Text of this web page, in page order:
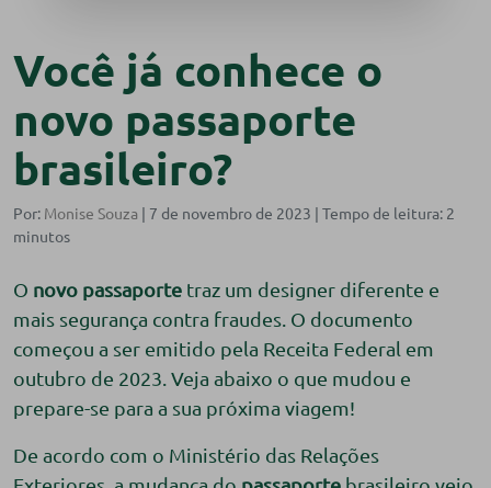
Você já conhece o
novo passaporte
brasileiro?
Por: Monise Souza | 7 de novembro de 2023 |
O novo passaporte traz um designer diferente e
mais segurança contra fraudes. O documento
começou a ser emitido pela Receita Federal em
outubro de 2023. Veja abaixo o que mudou e
prepare-se para a sua próxima viagem!
De acordo com o Ministério das Relações